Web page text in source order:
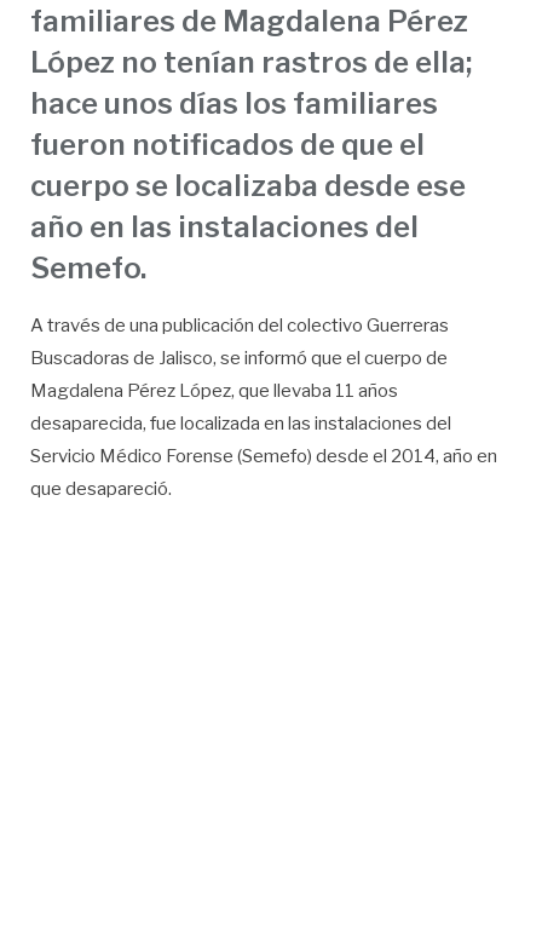
familiares de Magdalena Pérez
López no tenían rastros de ella;
hace unos días los familiares
fueron notificados de que el
cuerpo se localizaba desde ese
año en las instalaciones del
Semefo.
A través de una publicación del colectivo Guerreras
Buscadoras de Jalisco, se informó que el cuerpo de
Magdalena Pérez López, que llevaba 11 años
desaparecida, fue localizada en las instalaciones del
Servicio Médico Forense (Semefo) desde el 2014, año en
que desapareció.